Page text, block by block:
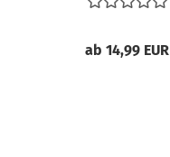
ab 14,99 EUR